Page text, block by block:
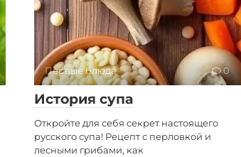
Первые блюда 0
История супа
Откройте для себя секрет настоящего
русского супа! Рецепт с перловкой и
лесными грибами, как